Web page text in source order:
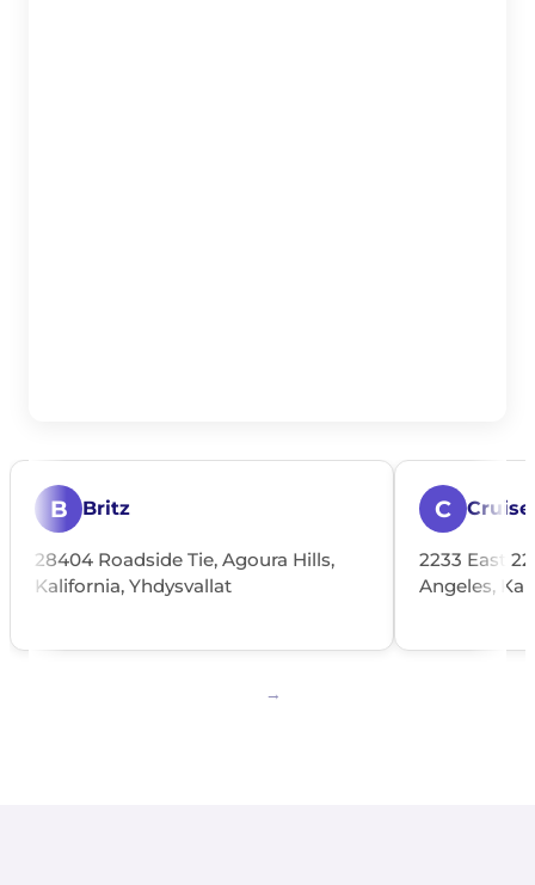
B Britz
28404 Roadside Tie, Agoura Hills,
Kalifornia, Yhdysvallat
C
2233 East
Angeles,